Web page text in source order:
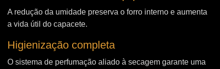
A redução da umidade preserva o forro interno e aumenta
a vida útil do capacete.
Higienização completa
O sistema de perfumação aliado à secagem garante uma